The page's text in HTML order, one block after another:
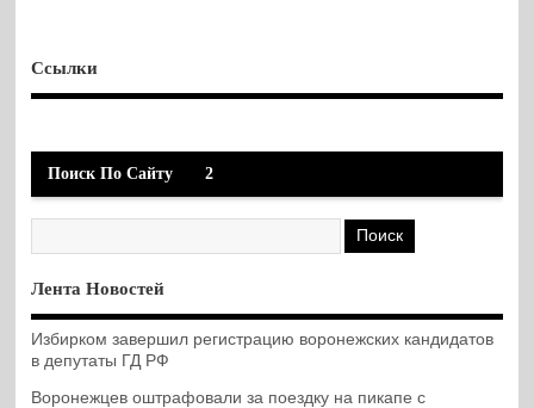
Ссылки
Поиск По Сайту 2
Лента Новостей
Избирком завершил регистрацию воронежских кандидатов
в депутаты ГД РФ
Воронежцев оштрафовали за поездку на пикапе с